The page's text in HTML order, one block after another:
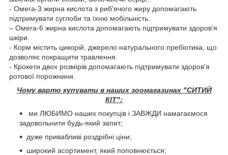
- Омега-3 жирна кислота з риб'ячого жиру допомагають
підтримувати суглоби та їхню мобільність.
– Омега-6 жирна кислота допомагають підтримувати здоров'я
шкіри.
- Корм містить цикорій, джерело натурального пребіотика, що
дозволяє покращити травлення.
- Крокети двох розмірів допомагають підтримувати здоров'я
ротової порожнини.
Чому варто купувати в наших зоомагазинах "СИТИЙ
КІТ":
ми ЛЮБИМО наших покупців і ЗАВЖДИ намагаємося
задовольнити будь-який запит;
дуже привабливі роздрібні ціни;
широкий асортимент, який поповнюється;